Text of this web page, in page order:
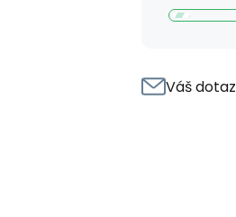
Váš dotaz